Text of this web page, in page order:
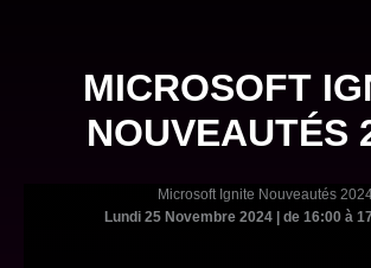
MICROSOFT
NOUVEAUTÉS
Microsoft Ignite Nouveautés
Lundi 25 Novembre 2024 | de 16:00 à